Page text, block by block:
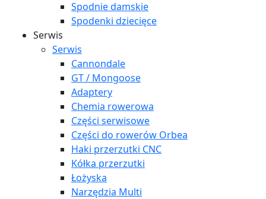
Spodnie damskie
Spodenki dziecięce
Serwis
Serwis
Cannondale
GT / Mongoose
Adaptery
Chemia rowerowa
Części serwisowe
Części do rowerów Orbea
Haki przerzutki CNC
Kółka przerzutki
Łożyska
Narzędzia Multi